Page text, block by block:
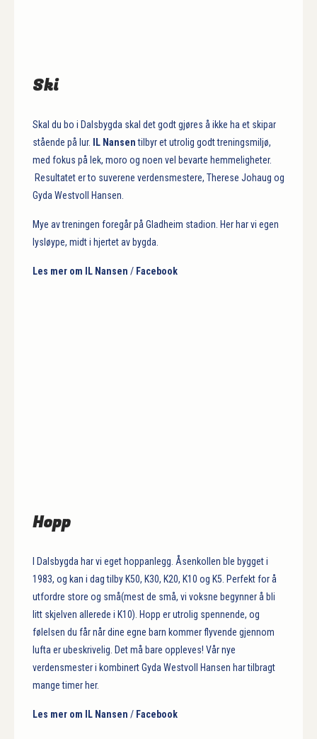
Ski
Skal du bo i Dalsbygda skal det godt gjøres å ikke ha et skipar
stående på lur.
IL Nansentilbyr et utrolig godt treningsmiljø,
med fokus på lek, moro og noen vel bevarte hemmeligheter.
Resultatet er to suverene verdensmestere, Therese Johaug og
Gyda Westvoll Hansen.
Mye av treningen foregår på Gladheim stadion. Her har vi egen
lysløype, midt i hjertet av bygda.
Les mer om IL Nansen / Facebook
Hopp
I Dalsbygda har vi eget hoppanlegg. Åsenkollen ble bygget i
1983, og kan i dag tilby K50, K30, K20, K10 og K5. Perfekt for å
utfordre store og små(mest de små, vi voksne begynner å bli
litt skjelven allerede i K10). Hopp er utrolig spennende, og
følelsen du får når dine egne barn kommer flyvende gjennom
lufta er ubeskrivelig. Det må bare oppleves! Vår nye
verdensmester i kombinert Gyda Westvoll Hansen har tilbragt
mange timer her.
Les mer om IL Nansen / Facebook